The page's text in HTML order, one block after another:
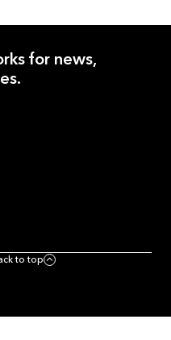
for news,
to top